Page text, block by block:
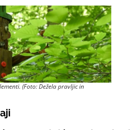
(Foto: Dežela pravljic in